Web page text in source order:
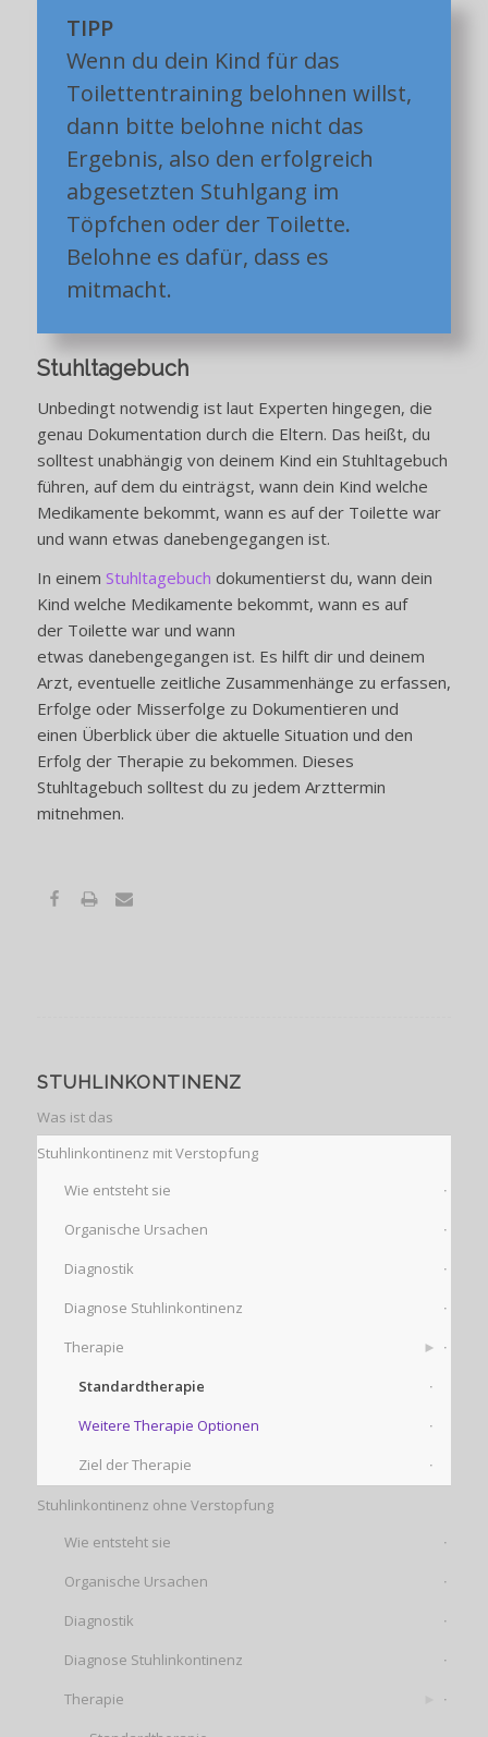
TIPP
Wenn du dein Kind für das
Toilettentraining belohnen willst,
dann bitte belohne nicht das
Ergebnis, also den erfolgreich
abgesetzten Stuhlgang im
Töpfchen oder der Toilette.
Belohne es dafür, dass es
mitmacht.
Stuhltagebuch
Unbedingt notwendig ist laut Experten hingegen, die
genau Dokumentation durch die Eltern. Das heißt, du
solltest unabhängig von deinem Kind ein Stuhltagebuch
führen, auf dem du einträgst, wann dein Kind welche
Medikamente bekommt, wann es auf der Toilette war
und wann etwas danebengegangen ist.
In einem Stuhltagebuch dokumentierst du, wann dein
Kind welche Medikamente bekommt, wann es auf
der Toilette war und wann
etwas danebengegangen ist. Es hilft dir und deinem
Arzt, eventuelle zeitliche Zusammenhänge zu erfassen,
Erfolge oder Misserfolge zu Dokumentieren und
einen Überblick über die aktuelle Situation und den
Erfolg der Therapie zu bekommen. Dieses
Stuhltagebuch solltest du zu jedem Arzttermin
mitnehmen.
STUHLINKONTINENZ
Was ist das
Stuhlinkontinenz mit Verstopfung
Wie entsteht sie
Organische Ursachen
Diagnostik
Diagnose Stuhlinkontinenz
Therapie
Standardtherapie
Weitere Therapie Optionen
Ziel der Therapie
Stuhlinkontinenz ohne Verstopfung
Wie entsteht sie
Organische Ursachen
Diagnostik
Diagnose Stuhlinkontinenz
Therapie